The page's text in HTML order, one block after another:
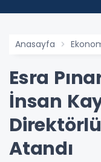
Anasayfa
Esra
İnsan
Atandı